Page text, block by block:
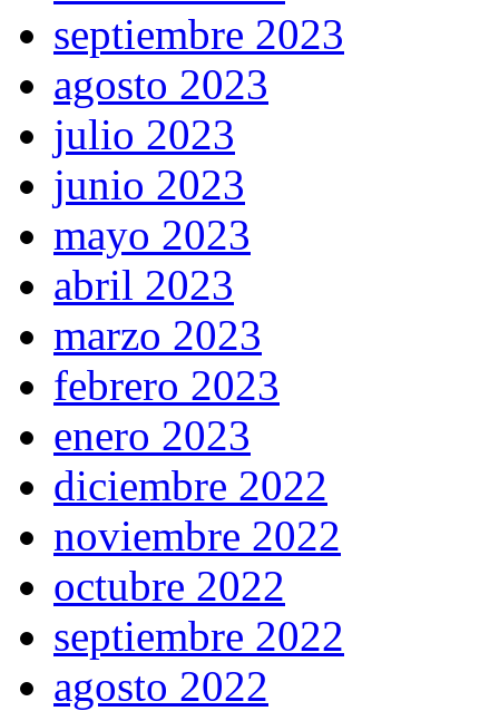
septiembre 2023
agosto 2023
julio 2023
junio 2023
mayo 2023
abril 2023
marzo 2023
febrero 2023
enero 2023
diciembre 2022
noviembre 2022
octubre 2022
septiembre 2022
agosto 2022